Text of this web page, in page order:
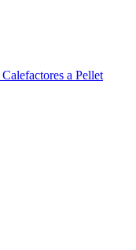
Calefactores a Pellet